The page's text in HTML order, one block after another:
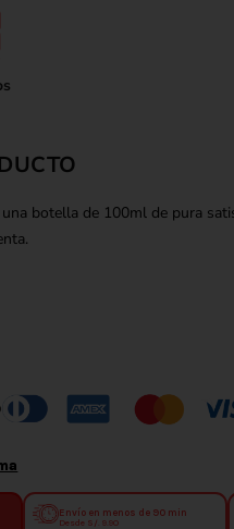
botella de 100ml de pura
Envío en menos de 90 min
Desde S/. 9.90